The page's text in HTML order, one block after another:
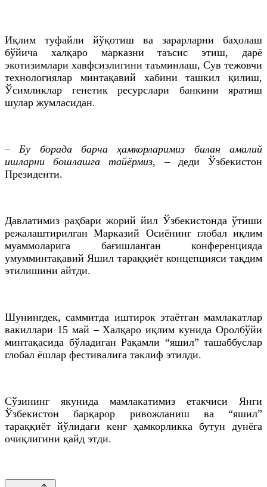
Иқлим туфайли йўқотиш ва зарарларни баҳолаш
бўйича халқаро марказни таъсис этиш, дарё
экотизимлари хавфсизлигини таъминлаш, Сув тежовчи
технологиялар минтақавий хабини ташкил қилиш,
Ўсимликлар генетик ресурслари банкини яратиш
шулар жумласидан.
– Бу борада барча ҳамкорларимиз билан амалий
ишларни бошлашга тайёрмиз, – деди Ўзбекистон
Президенти.
Давлатимиз раҳбари жорий йил Ўзбекистонда ўтиши
режалаштирилган Марказий Осиёнинг глобал иқлим
муаммоларига бағишланган конференцияда
умумминтақавий Яшил тараққиёт концепцияси тақдим
этилишини айтди.
Шунингдек, саммитда иштирок этаётган мамлакатлар
вакиллари 15 май – Халқаро иқлим кунида Оролбўйи
минтақасида бўладиган Рақамли “яшил” ташаббуслар
глобал ёшлар фестивалига таклиф этилди.
Сўзининг якунида мамлакатимиз етакчиси Янги
Ўзбекистон барқарор ривожланиш ва “яшил”
тараққиёт йўлидаги кенг ҳамкорликка бутун дунёга
очиқлигини қайд этди.